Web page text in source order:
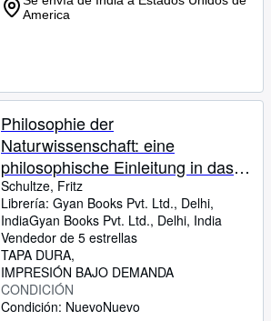
America
Philosophie der
Naturwissenschaft: eine
philosophische Einleitung in das
Studium der Natur und ihrer
Wissenschaften. 1 1881 [Leather
Bound]
Schultze, Fritz
Librería: Gyan Books Pvt. Ltd., Delhi,
IndiaGyan Books Pvt. Ltd., Delhi, India
Vendedor de 5 estrellas
TAPA DURA
IMPRESIÓN BAJO DEMANDA
CONDICIÓN
Condición: NuevoNuevo